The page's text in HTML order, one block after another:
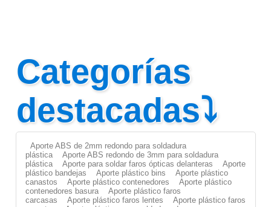
Categorías
destacadas⤵
Aporte ABS de 2mm redondo para soldadura
plástica
Aporte ABS redondo de 3mm para soldadura
plástica
Aporte para soldar faros ópticas delanteras
Aporte
plástico bandejas
Aporte plástico bins
Aporte plástico
canastos
Aporte plástico contenedores
Aporte plástico
contenedores basura
Aporte plástico faros
carcasas
Aporte plástico faros lentes
Aporte plástico faros